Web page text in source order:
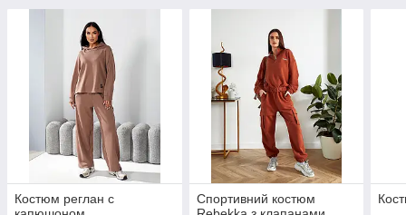
Костюм реглан с
Спортивний костюм